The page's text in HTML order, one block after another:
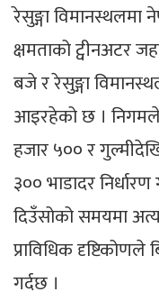
रेसुङ्गा
क्षमताको ट्वीनअटर
बजे र रेसुङ्गा
आइरहेको छ । निगमले
हजार ५०० र
३०० भाडादर
दिउँसोको समयमा
प्राविधिक
गर्दछ ।